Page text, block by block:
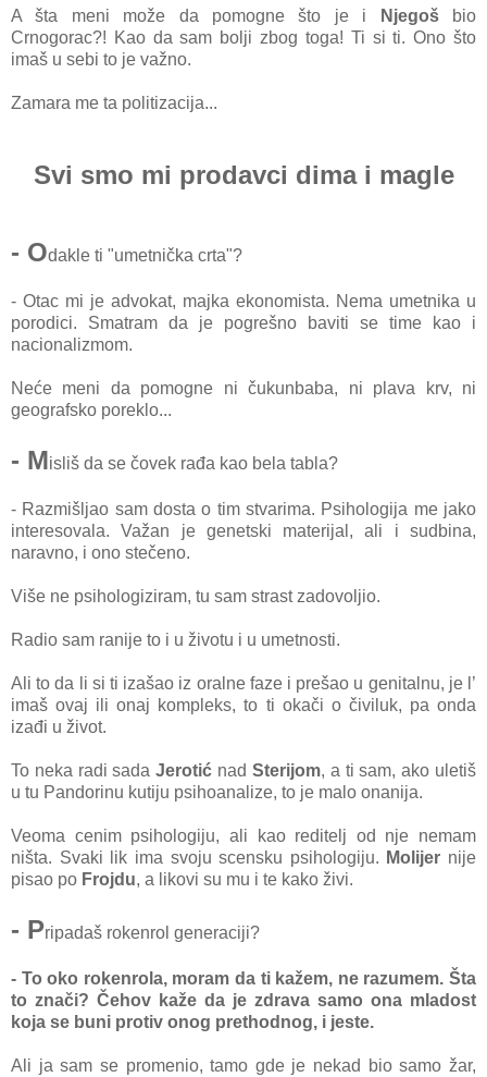
A šta meni može da pomogne što je i Njegošbio
Crnogorac?! Kao da sam bolji zbog toga! Ti si ti. Ono što
imaš u sebi to je važno.
Zamara me ta politizacija...
Svi smo mi prodavci dima i magle
- Odakle ti "umetnička crta"?
- Otac mi je advokat, majka ekonomista. Nema umetnika u
porodici. Smatram da je pogrešno baviti se time kao i
nacionalizmom.
Neće meni da pomogne ni čukunbaba, ni plava krv, ni
geografsko poreklo...
- Misliš da se čovek rađa kao bela tabla?
- Razmišljao sam dosta o tim stvarima. Psihologija me jako
interesovala. Važan je genetski materijal, ali i sudbina,
naravno, i ono stečeno.
Više ne psihologiziram, tu sam strast zadovoljio.
Radio sam ranije to i u životu i u umetnosti.
Ali to da li si ti izašao iz oralne faze i prešao u genitalnu, je l’
imaš ovaj ili onaj kompleks, to ti okači o čiviluk, pa onda
izađi u život.
To neka radi sadaJerotić nad Sterijom, a ti sam, ako uletiš
u tu Pandorinu kutiju psihoanalize, to je malo onanija.
Veoma cenim psihologiju, ali kao reditelj od nje nemam
ništa. Svaki lik ima svoju scensku psihologiju. Molijer nije
pisao po Frojdu, a likovi su mu i te kako živi.
- Pripadaš rokenrol generaciji?
- To oko rokenrola, moram da ti kažem, ne razumem. Šta
to znači? Čehov kaže da je zdrava samo ona mladost
koja se buni protiv onog prethodnog, i jeste.
Ali ja sam se promenio, tamo gde je nekad bio samo žar,